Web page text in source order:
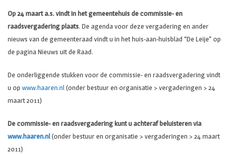
Op 24 maart a.s. vindt in het gemeentehuis decommissie- en
raadsvergadering plaats. De agenda voor deze vergadering en ander
nieuws van de gemeenteraad vindt u in het huis-aan-huisblad “De Leije” op
de pagina Nieuws uit de Raad.
De onderliggende stukken voor de commissie- en raadsvergadering vindt
u op www.haaren.nl (onder bestuur en organisatie > vergaderingen > 24
maart 2011)
De commissie- en raadsvergadering kunt u achteraf beluisteren via
www.haaren.nl(onder bestuur en organisatie > vergaderingen > 24 maart
2011)